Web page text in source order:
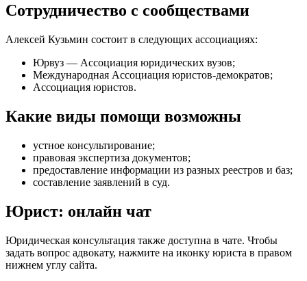
Сотрудничество с сообществами
Алексей Кузьмин состоит в следующих ассоциациях:
Юрвуз — Ассоциация юридических вузов;
Международная Ассоциация юристов-демократов;
Ассоциация юристов.
Какие виды помощи возможны
устное консультирование;
правовая экспертиза документов;
предоставление информации из разных реестров и баз;
составление заявлений в суд.
Юрист: онлайн чат
Юридическая консультация также доступна в чате. Чтобы
задать вопрос адвокату, нажмите на иконку юриста в правом
нижнем углу сайта.